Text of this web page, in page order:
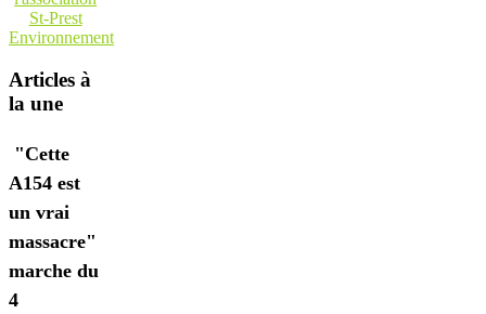
St-Prest
Environnement
Articles à
la une
"Cette
A154 est
un vrai
massacre"
marche du
4